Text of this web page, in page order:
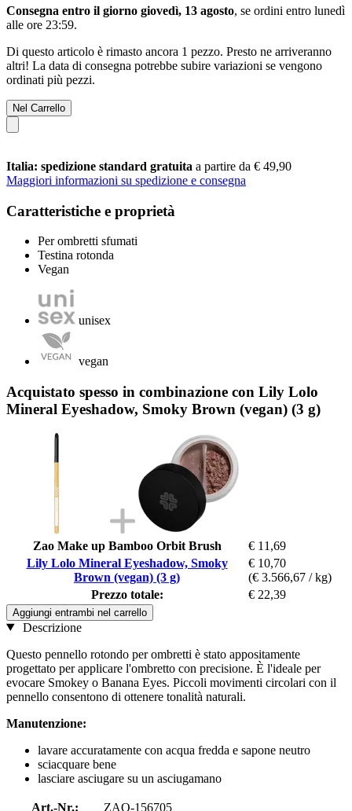
Consegna entro il giorno giovedì, 13 agosto, se ordini entro lunedì
alle ore 23:59.
Di questo articolo è rimasto ancora 1 pezzo. Presto ne arriveranno
altri! La data di consegna potrebbe subire variazioni se vengono
ordinati più pezzi.
Nel Carrello
Italia: spedizione standard gratuita a partire da € 49,90
Maggiori informazioni su spedizione e consegna
Caratteristiche e proprietà
Per ombretti sfumati
Testina rotonda
Vegan
unisex
vegan
Acquistato spesso in combinazione con Lily Lolo
Mineral Eyeshadow, Smoky Brown (vegan) (3 g)
Zao Make up Bamboo Orbit Brush
€ 11,69
Lily Lolo Mineral Eyeshadow, Smoky
Brown (vegan) (3 g)
€ 10,70
(€ 3.566,67 / kg)
Prezzo totale:
€ 22,39
Aggiungi entrambi nel carrello
Descrizione
Questo pennello rotondo per ombretti è stato appositamente
progettato per applicare l'ombretto con precisione. È l'ideale per
evocare Smokey o Banana Eyes. Piccoli movimenti circolari con il
pennello consentono di ottenere tonalità naturali.
Manutenzione:
lavare accuratamente con acqua fredda e sapone neutro
sciacquare bene
lasciare asciugare su un asciugamano
Art.-Nr.: ZAO-156705